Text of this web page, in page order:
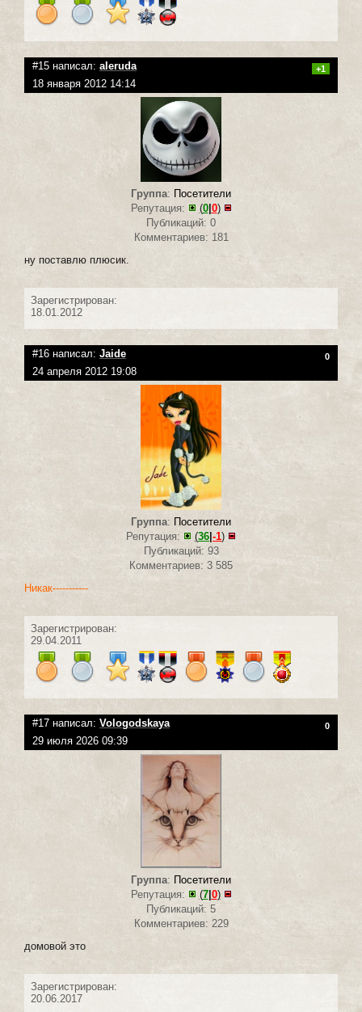
#15 написал: aleruda +1
18 января 2012 14:14
Группа: Посетители
Репутация:
(0| 0)
Публикаций: 0
Комментариев: 181
ну поставлю плюсик.
Зарегистрирован:
18.01.2012
#16 написал: Jaide 0
24 апреля 2012 19:08
Группа: Посетители
Репутация:
(36 -1)
Публикаций: 93
Комментариев: 3 585
Никак-----------
Зарегистрирован:
29.04.2011
#17 написал: Vologodskaya 0
29 июля 2026 09:39
Группа: Посетители
Репутация:
(7| 0)
Публикаций: 5
Комментариев: 229
домовой это
Зарегистрирован:
20.06.2017